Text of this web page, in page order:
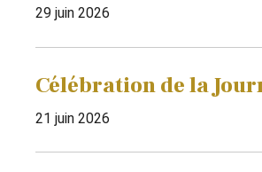
29 juin 2026
Célébration de la
21 juin 2026